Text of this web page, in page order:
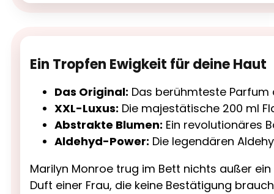
Ein Tropfen Ewigkeit für deine Haut
Das Original: Das berühmteste Parfum
XXL-Luxus: Die majestätische 200 ml
Abstrakte Blumen: Ein revolutionäres
Aldehyd-Power: Die legendären
Marilyn Monroe trug im Bett nichts außer
Duft einer Frau, die keine Bestätigung